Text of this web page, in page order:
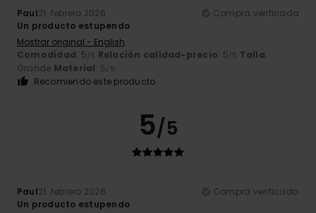
Paul21. febrero 2026
Compra verificada
Un producto estupendo
Mostrar original - English
Comodidad: 5/5 Relación calidad-precio: 5/5 Talla:
Grande Material: 5/5
Recomiendo este producto
5/5
Paul21. febrero 2026
Compra verificada
Un producto estupendo